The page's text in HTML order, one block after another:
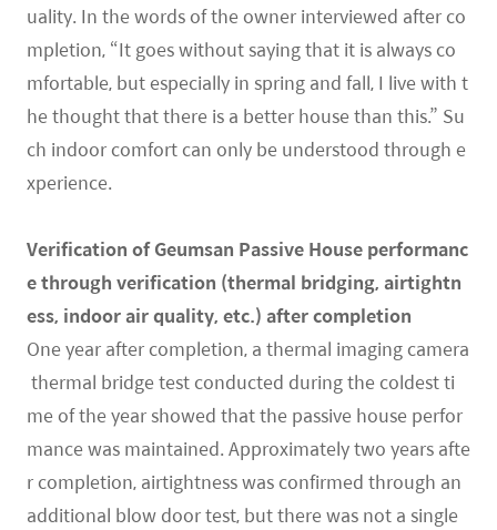
uality. In the words of the owner interviewed after co
mpletion, “It goes without saying that it is always co
mfortable, but especially in spring and fall, I live with t
he thought that there is a better house than this.” Su
ch indoor comfort can only be understood through e
xperience.
Verification of Geumsan Passive House performanc
e through verification (thermal bridging, airtightn
ess, indoor air quality, etc.) after completion
One year after completion, a thermal imaging camera
thermal bridge test conducted during the coldest ti
me of the year showed that the passive house perfor
mance was maintained. Approximately two years afte
r completion, airtightness was confirmed through an
additional blow door test, but there was not a single